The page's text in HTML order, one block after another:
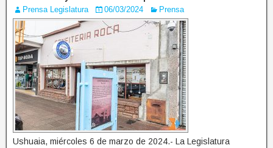
Prensa Legislatura 06/03/2024 Prensa
Ushuaia, miércoles 6 de marzo de 2024.- La Legislatura